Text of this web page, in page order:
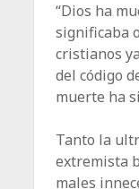
“Dios ha
significaba
cristianos
del código
muerte ha
Tanto la
extremista
males